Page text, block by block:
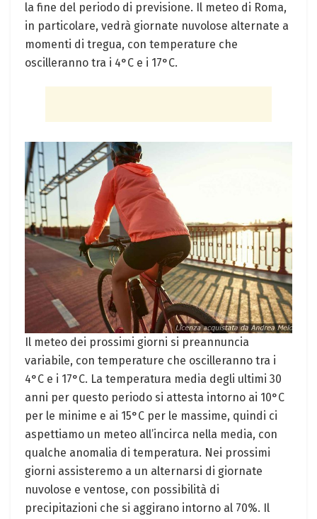
la fine del periodo di previsione. Il meteo di Roma,
in particolare, vedrà giornate nuvolose alternate a
momenti di tregua, con temperature che
oscilleranno tra i 4°C e i 17°C.
Il meteo dei prossimi giorni si preannuncia
variabile, con temperature che oscilleranno tra i
4°C e i 17°C. La temperatura media degli ultimi 30
anni per questo periodo si attesta intorno ai 10°C
per le minime e ai 15°C per le massime, quindi ci
aspettiamo un meteo all’incirca nella media, con
qualche anomalia di temperatura. Nei prossimi
giorni assisteremo a un alternarsi di giornate
nuvolose e ventose, con possibilità di
precipitazioni che si aggirano intorno al 70%. Il